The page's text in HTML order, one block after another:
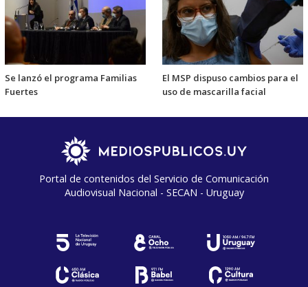
Se lanzó el programa Familias
Fuertes
El MSP dispuso cambios para el
uso de mascarilla facial
Portal de contenidos del Servicio de Comunicación
Audiovisual Nacional - SECAN - Uruguay